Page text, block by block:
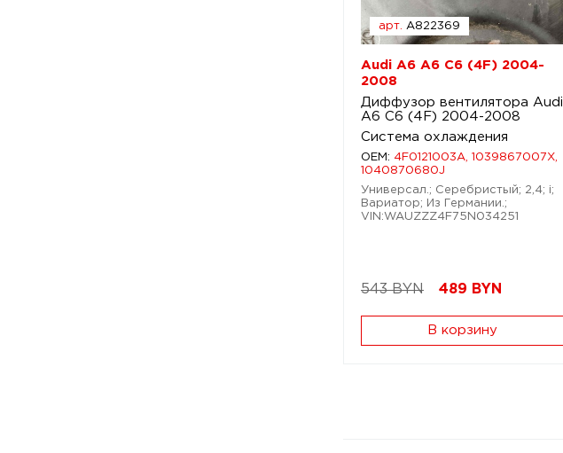
арт. A822369
Audi A6 A6 C6 (4F) 2004-
2008
Диффузор вентилятора Audi
A6 C6 (4F) 2004-2008
Система охлаждения
OEM: 4F0121003A, 1039867007X,
1040870680J
Универсал.; Серебристый; 2,4; i;
Вариатор; Из Германии.;
VIN:WAUZZZ4F75N034251
543 BYN 489 BYN
В корзину